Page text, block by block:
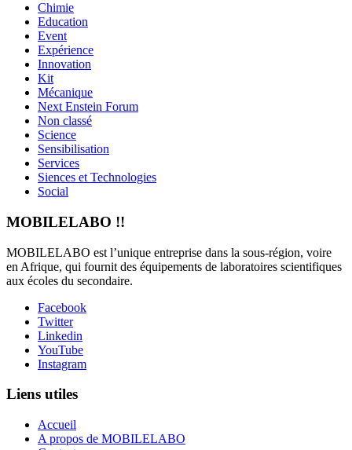
Chimie
Education
Event
Expérience
Innovation
Kit
Mécanique
Next Enstein Forum
Non classé
Science
Sensibilisation
Services
Siences et Technologies
Social
MOBILELABO !!
MOBILELABO est l’unique entreprise dans la sous-région, voire
en Afrique, qui fournit des équipements de laboratoires scientifiques
aux écoles du secondaire.
Facebook
Twitter
Linkedin
YouTube
Instagram
Liens utiles
Accueil
A propos de MOBILELABO